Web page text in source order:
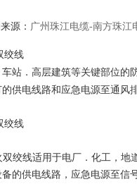
源： 广州珠江电缆-南方珠江
绞线
站．高层建筑等关键部位
供电线路和应急电源至通风
绞线
绞线适用于电厂．化工，
的供电线路，应急电源至信